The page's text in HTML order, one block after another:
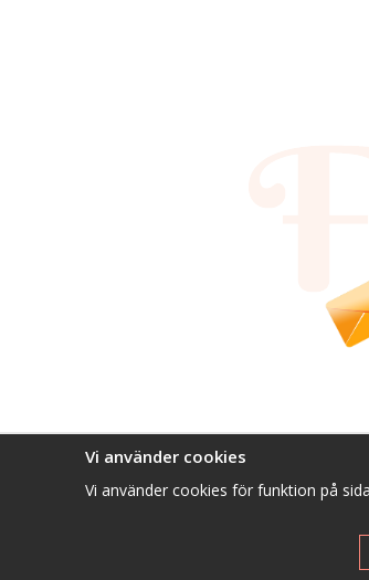
Vi använder cookies
Vi använder cookies för funktion på